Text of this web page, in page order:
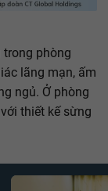
trong phòng
lãng mạn, ấm
ngủ. Ở phòng
thiết kế sừng